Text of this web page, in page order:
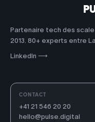
Partenaire tech des
2013. 80+ experts entre
LinkedIn ⟶
CONTACT
+41 21 546 20 20
hello@pulse.digital